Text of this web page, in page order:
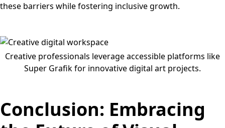
these barriers while fostering inclusive growth.
Creative professionals leverage accessible platforms like
Super Grafik for innovative digital art projects.
Conclusion: Embracing